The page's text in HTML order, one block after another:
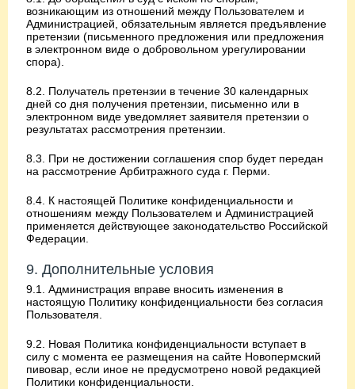
возникающим из отношений между Пользователем и
Администрацией, обязательным является предъявление
претензии (письменного предложения или предложения
в электронном виде о добровольном урегулировании
спора).
8.2. Получатель претензии в течение 30 календарных
дней со дня получения претензии, письменно или в
электронном виде уведомляет заявителя претензии о
результатах рассмотрения претензии.
8.3. При не достижении соглашения спор будет передан
на рассмотрение Арбитражного суда г. Перми.
8.4. К настоящей Политике конфиденциальности и
отношениям между Пользователем и Администрацией
применяется действующее законодательство Российской
Федерации.
9. Дополнительные условия
9.1. Администрация вправе вносить изменения в
настоящую Политику конфиденциальности без согласия
Пользователя.
9.2. Новая Политика конфиденциальности вступает в
силу с момента ее размещения на сайте Новопермский
пивовар, если иное не предусмотрено новой редакцией
Политики конфиденциальности.